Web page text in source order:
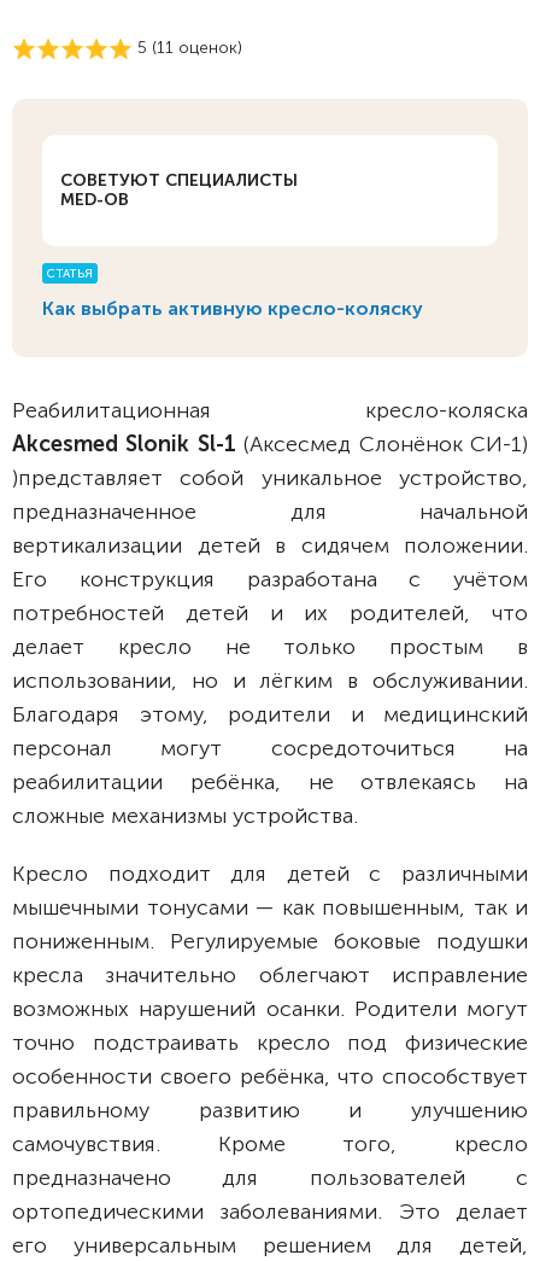
5 (11 оценок)
СОВЕТУЮТ СПЕЦИАЛИСТЫ
MED-OB
СТАТЬЯ
Как выбрать активную кресло-коляску
Реабилитационная кресло-коляска
Akcesmed Slonik Sl-1 (Аксесмед Слонёнок СИ-1)
)представляет собой уникальное устройство,
предназначенное для начальной
вертикализации детей в сидячем положении.
Его конструкция разработана с учётом
потребностей детей и их родителей, что
делает кресло не только простым в
использовании, но и лёгким в обслуживании.
Благодаря этому, родители и медицинский
персонал могут сосредоточиться на
реабилитации ребёнка, не отвлекаясь на
сложные механизмы устройства.
Кресло подходит для детей с различными
мышечными тонусами — как повышенным, так и
пониженным. Регулируемые боковые подушки
кресла значительно облегчают исправление
возможных нарушений осанки. Родители могут
точно подстраивать кресло под физические
особенности своего ребёнка, что способствует
правильному развитию и улучшению
самочувствия. Кроме того, кресло
предназначено для пользователей с
ортопедическими заболеваниями. Это делает
его универсальным решением для детей,